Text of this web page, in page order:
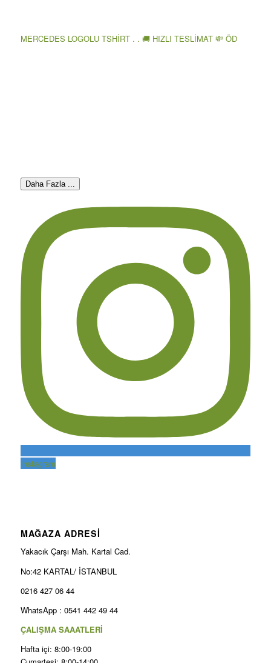
MERCEDES LOGOLU TSHİRT . . 🚚 HIZLI TESLİMAT 💸 ÖD
Daha Fazla ...
Instagram
MAĞAZA ADRESİ
Yakacık Çarşı Mah. Kartal Cad.
No:42 KARTAL/ İSTANBUL
0216 427 06 44
WhatsApp : 0541 442 49 44
ÇALIŞMA SAAATLERİ
Hafta içi: 8:00-19:00